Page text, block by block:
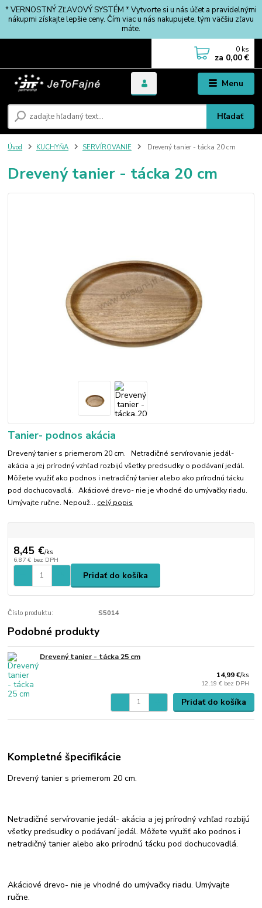
* VERNOSTNÝ ZĽAVOVÝ SYSTÉM * Vytvorte si u nás účet a pravidelnými
nákupmi získajte lepšie ceny. Čím viac u nás nakupujete, tým väčšiu zľavu
máte.
Menu
Hľadať
0 ks
za 0,00 €
Úvod KUCHYŇA SERVÍROVANIE Drevený tanier - tácka 20 cm
Drevený tanier - tácka 20 cm
Tanier- podnos akácia
Drevený tanier s priemerom 20 cm. Netradičné servírovanie jedál-
akácia a jej prírodný vzhľad rozbijú všetky predsudky o podávaní jedál.
Môžete využiť ako podnos i netradičný tanier alebo ako prírodnú tácku
pod dochucovadlá. Akáciové drevo- nie je vhodné do umývačky riadu.
Umývajte ručne. Nepouž... celý popis
8,45 €/ks
6,87 € bez DPH
Pridať do košíka
Číslo produktu: S5014
Podobné produkty
Drevený tanier - tácka 25 cm
14,99 €/ks
12,19 € bez DPH
Pridať do košíka
Kompletné špecifikácie
Drevený tanier s priemerom 20 cm.
Netradičné servírovanie jedál- akácia a jej prírodný vzhľad rozbijú
všetky predsudky o podávaní jedál. Môžete využiť ako podnos i
netradičný tanier alebo ako prírodnú tácku pod dochucovadlá.
Akáciové drevo- nie je vhodné do umývačky riadu. Umývajte
ručne.